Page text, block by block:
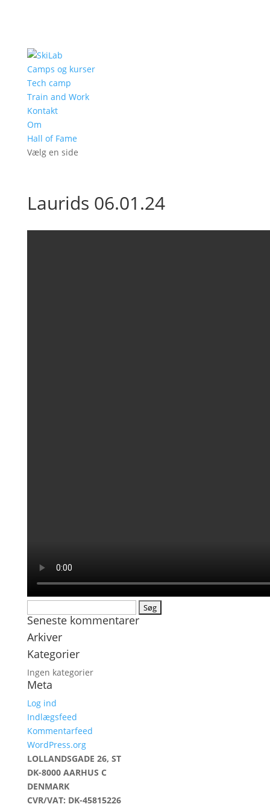
Camps og kurser
Tech camp
Train and Work
Kontakt
Om
Hall of Fame
Vælg en side
Laurids 06.01.24
efter:
Seneste kommentarer
Arkiver
Kategorier
Ingen kategorier
Meta
Log ind
Indlægsfeed
Kommentarfeed
WordPress.org
LOLLANDSGADE 26, ST
DK-8000 AARHUS C
DENMARK
CVR/VAT: DK-45815226